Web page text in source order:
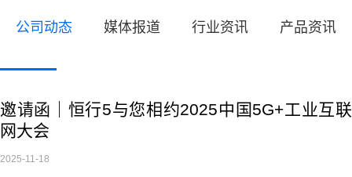
公司动态 媒体报道 行业资讯 产品资讯
邀请函｜恒行5与您相约2025中国5G+工业互联
网大会
2025-11-18